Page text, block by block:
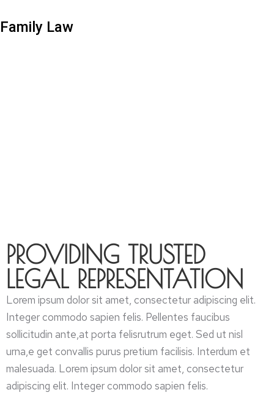
Family Law
PROVIDING TRUSTED
LEGAL REPRESENTATION
Lorem ipsum dolor sit amet, consectetur adipiscing elit.
Integer commodo sapien felis. Pellentes faucibus
sollicitudin ante,at porta felisrutrum eget. Sed ut nisl
urna,e get convallis purus pretium facilisis. Interdum et
malesuada. Lorem ipsum dolor sit amet, consectetur
adipiscing elit. Integer commodo sapien felis.